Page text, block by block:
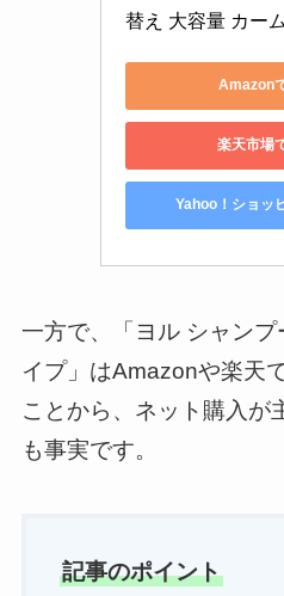
替え 大容量 カー
Amazon
楽天市場
Yahoo！ショッ
一方で、「ヨル シャン
イプ」はAmazonや楽天
ことから、ネット購入が
も事実です。
記事のポイント